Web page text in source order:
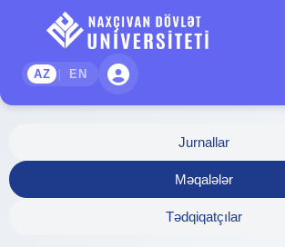
AZ | EN
Jurnallar
Məqalələr
Tədqiqatçılar